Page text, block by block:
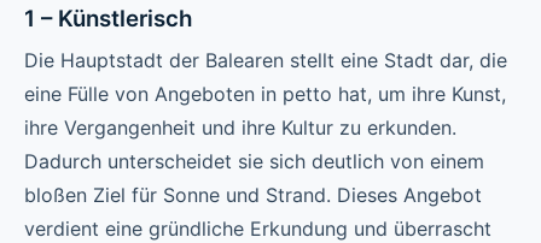
1 – Künstlerisch
Die Hauptstadt der Balearen stellt eine Stadt dar, die
eine Fülle von Angeboten in petto hat, um ihre Kunst,
ihre Vergangenheit und ihre Kultur zu erkunden.
Dadurch unterscheidet sie sich deutlich von einem
bloßen Ziel für Sonne und Strand. Dieses Angebot
verdient eine gründliche Erkundung und überrascht